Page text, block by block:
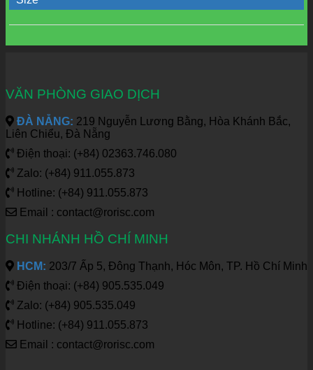
VĂN PHÒNG GIAO DỊCH
ĐÀ NẴNG: 219 Nguyễn Lương Bằng, Hòa Khánh Bắc,
Liên Chiểu, Đà Nẵng
Điện thoại: (+84) 02363.746.080
Zalo: (+84) 911.055.873
Hotline: (+84) 911.055.873
Email : contact@rorisc.com
CHI NHÁNH HỒ CHÍ MINH
HCM: 203/7 Ấp 5, Đông Thạnh, Hóc Môn, TP. Hồ Chí Minh
Điện thoại: (+84) 905.535.049
Zalo: (+84) 905.535.049
Hotline: (+84) 911.055.873
Email : contact@rorisc.com